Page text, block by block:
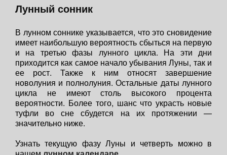
Лунный сонник
В лунном соннике указывается, что это сновидение
имеет наибольшую вероятность сбыться на первую
и на третью фазы лунного цикла. На эти дни
приходится как самое начало убывания Луны, так и
ее рост. Также к ним относят завершение
новолуния и полнолуния. Остальные даты лунного
цикла не имеют столь высокого процента
вероятности. Более того, шанс что украсть новые
туфли во сне сбудется на их протяжении —
значительно ниже.
Узнать текущую фазу Луны и четверть можно в